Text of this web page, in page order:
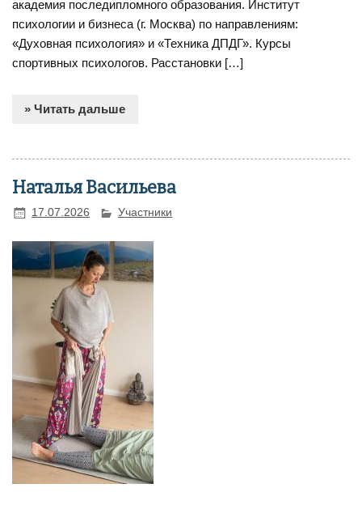
академия последипломного образования. Институт
психологии и бизнеса (г. Москва) по направлениям:
«Духовная психология» и «Техника ДПДГ». Курсы
спортивных психологов. Расстановки […]
» Читать дальше
Наталья Васильева
17.07.2026 Участники